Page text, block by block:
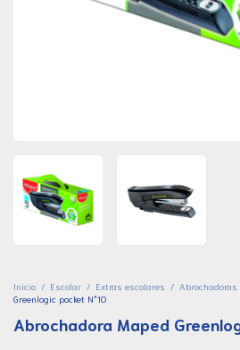
Inicio / Escolar / Extras escolares /
Greenlogic pocket N°10
Abrochadora Maped